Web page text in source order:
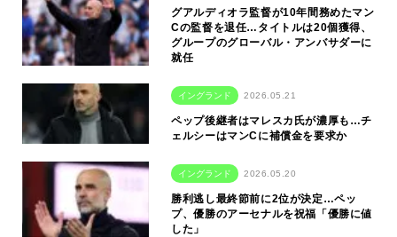
グアルディオラ監督が10年間務めたマン
Cの監督を退任…タイトルは20個獲得、
グループのグローバル・アンバサダーに
就任
イングランド 2026.05.21
ペップ後継者はマレスカ氏が濃厚も…チ
ェルシーはマンCに補償金を要求か
イングランド 2026.05.20
勝利逃し最終節前に2位が決定…ペッ
プ、優勝のアーセナルを祝福「優勝に値
した」